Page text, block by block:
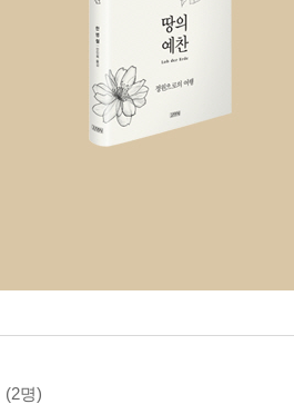
(2명)